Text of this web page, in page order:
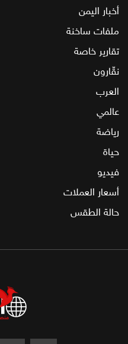
أخبار اليمن
ملفات ساخنة
تقارير خاصة
نقّارون
العرب
عالمي
رياضة
حياة
فيديو
أسعار العملات
حالة الطقس